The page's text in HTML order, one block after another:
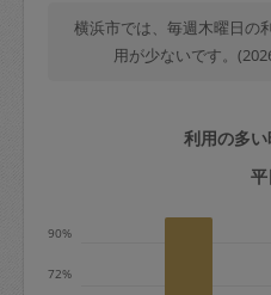
金額の100%＋交
定期契約をキャン
期は月2回まで隔
横浜市では、毎週木曜日の
用が少ないです。
利用の多
平
72%
90%